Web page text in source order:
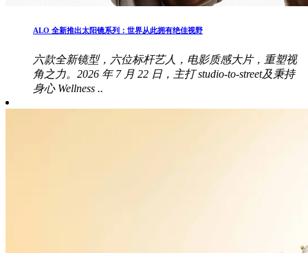
ALO 全新推出太阳镜系列：世界从此拥有绝佳视野
六款全新镜型，六位标杆艺人，电影质感大片，重塑视
角之力。2026 年 7 月 22 日，主打 studio-to-street及秉持
身心 Wellness ..